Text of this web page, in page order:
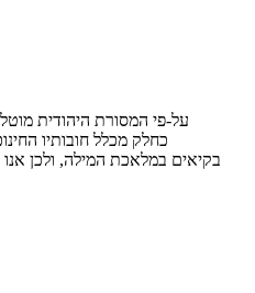
על-פי המסורת היהודית
כחלק מכלל חובותיו
בקיאים במלאכת המילה, ולכן